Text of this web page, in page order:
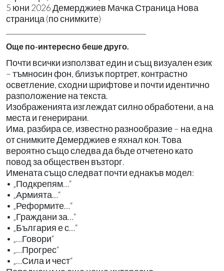
5 юни 2026 Демерджиев Мачка Страница Нова
страница (по снимките)
Още по-интересно беше друго.
Почти всички използват един и същ визуален език
– тъмносин фон, близък портрет, контрастно
осветление, сходни шрифтове и почти идентично
разположение на текста.
Изображенията изглеждат силно обработени, а на
места и генерирани.
Има, разбира се, известно разнообразие – на една
от снимките Демерджиев е яхнал кон. Това
вероятно също следва да бъде отчетено като
повод за обществен възторг.
Имената също следват почти еднакъв модел:
• „Подкрепям…“
• „Армията…“
• „Реформите…“
• „Граждани за…“
• „България е с…“
• „…Говори“
• „…Прогрес“
• „…Сила и чест“